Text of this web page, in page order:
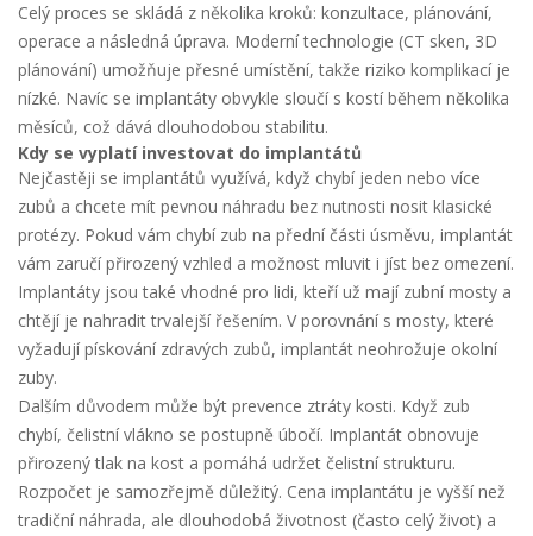
Celý proces se skládá z několika kroků: konzultace, plánování,
operace a následná úprava. Moderní technologie (CT sken, 3D
plánování) umožňuje přesné umístění, takže riziko komplikací je
nízké. Navíc se implantáty obvykle sloučí s kostí během několika
měsíců, což dává dlouhodobou stabilitu.
Kdy se vyplatí investovat do implantátů
Nejčastěji se implantátů využívá, když chybí jeden nebo více
zubů a chcete mít pevnou náhradu bez nutnosti nosit klasické
protézy. Pokud vám chybí zub na přední části úsměvu, implantát
vám zaručí přirozený vzhled a možnost mluvit i jíst bez omezení.
Implantáty jsou také vhodné pro lidi, kteří už mají zubní mosty a
chtějí je nahradit trvalejší řešením. V porovnání s mosty, které
vyžadují pískování zdravých zubů, implantát neohrožuje okolní
zuby.
Dalším důvodem může být prevence ztráty kosti. Když zub
chybí, čelistní vlákno se postupně úbočí. Implantát obnovuje
přirozený tlak na kost a pomáhá udržet čelistní strukturu.
Rozpočet je samozřejmě důležitý. Cena implantátu je vyšší než
tradiční náhrada, ale dlouhodobá životnost (často celý život) a